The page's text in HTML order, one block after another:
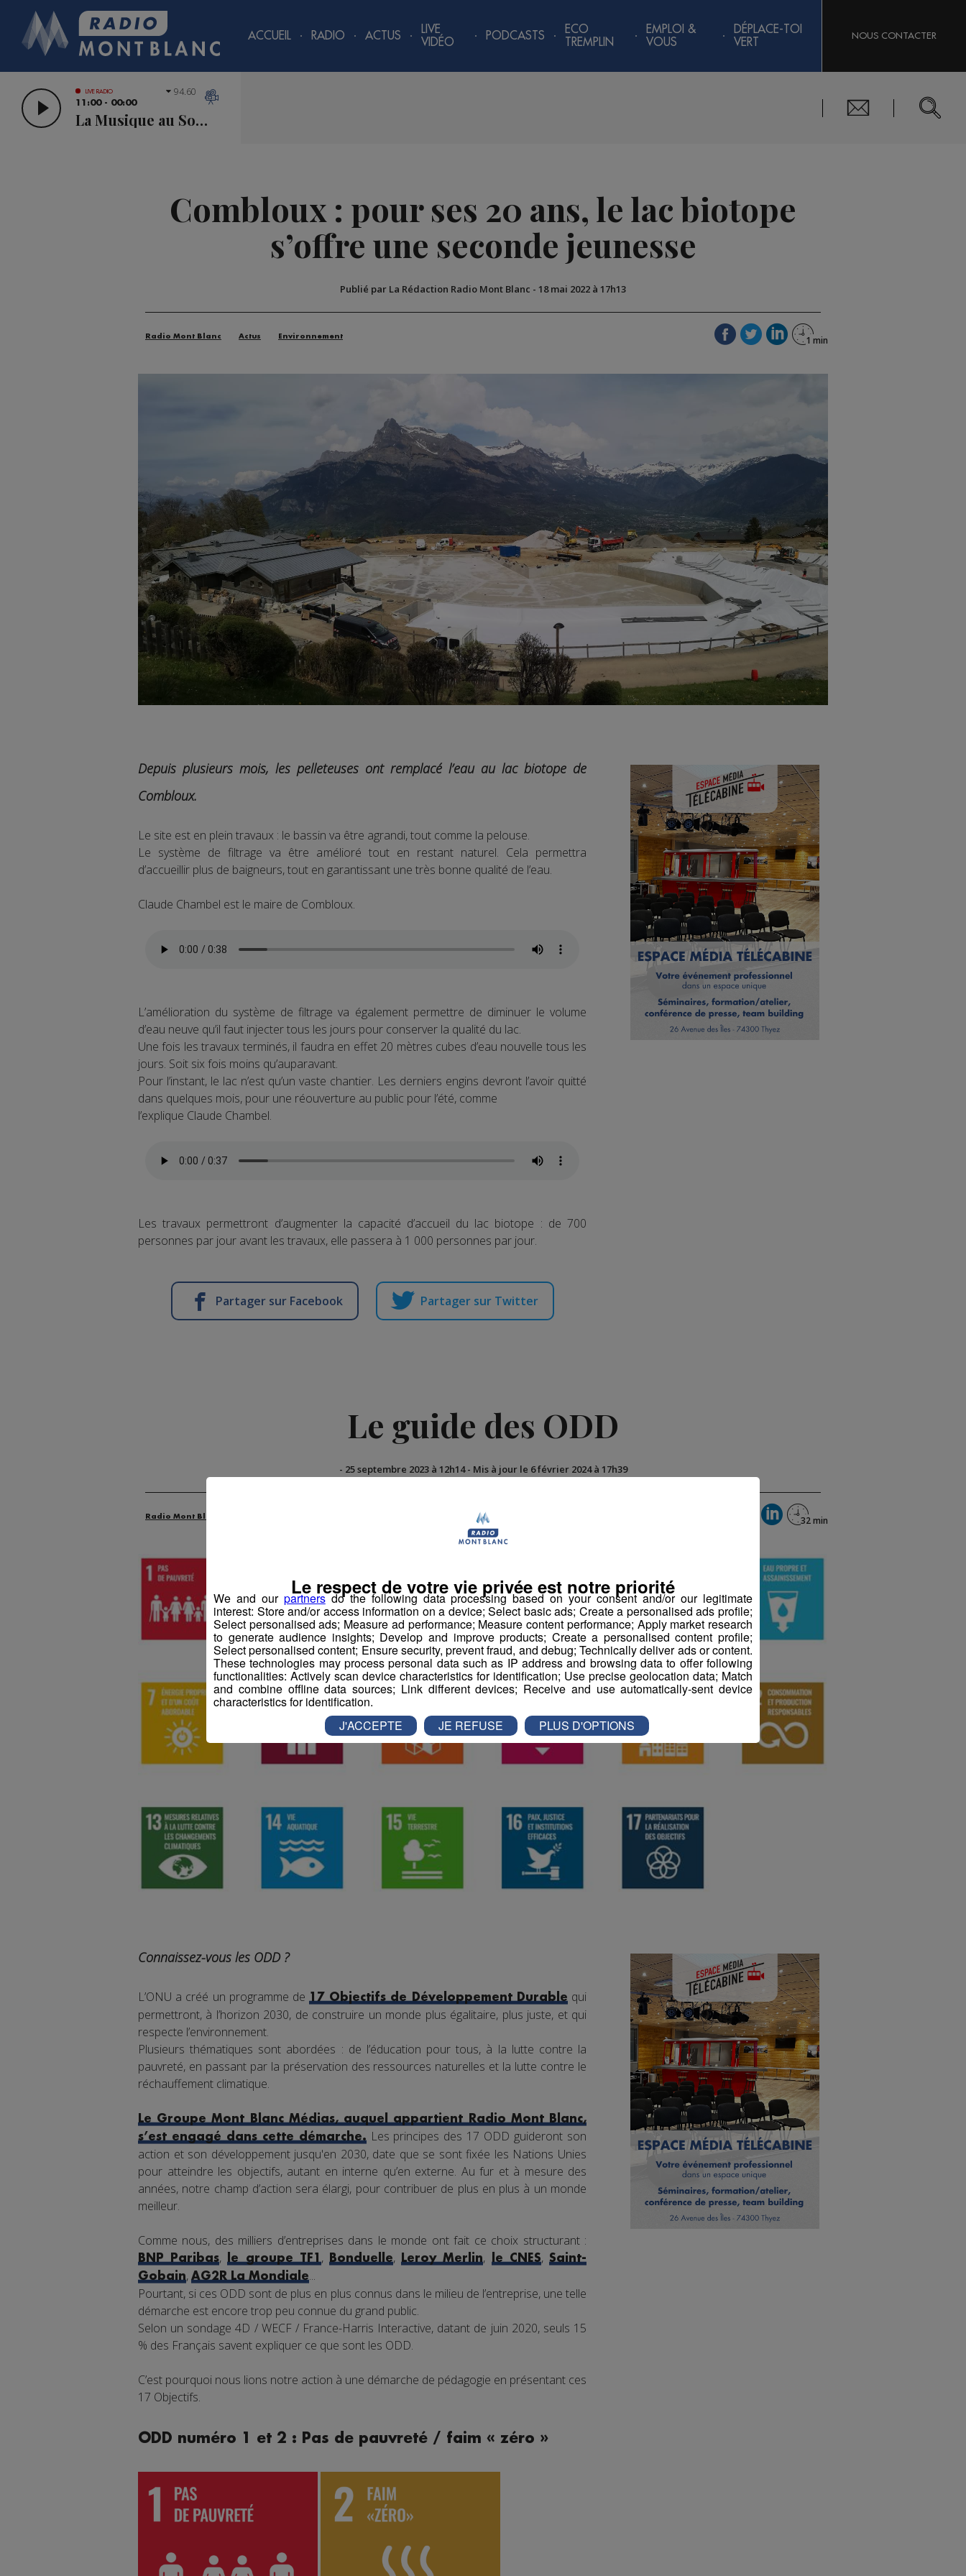
ACCUEIL RADIO ACTUS
LIVE
VIDÉO
PODCASTS
ECO
TREMPLIN
EMPLOI &
VOUS
DÉPLACE-TOI
VERT
NOUS CONTACTER
LIVE RADIO
11:00 - 00:00
La Musique au Sommet
94.60
Combloux : pour ses 20 ans, le lac biotope
s’offre une seconde jeunesse
Publié par La Rédaction Radio Mont Blanc - 18 mai 2022 à 17h13
Radio Mont Blanc Actus Environnement
Depuis plusieurs mois, les pelleteuses ont remplacé l’eau au lac biotope de
Combloux.
Le site est en plein travaux : le bassin va être agrandi, tout comme la pelouse.
Le système de filtrage va être amélioré tout en restant naturel. Cela permettra
d’accueillir plus de baigneurs, tout en garantissant une très bonne qualité de l’eau.
Claude Chambel est le maire de Combloux.
L’amélioration du système de filtrage va également permettre de diminuer le volume
d’eau neuve qu’il faut injecter tous les jours pour conserver la qualité du lac.
Une fois les travaux terminés, il faudra en effet 20 mètres cubes d’eau nouvelle tous les
jours. Soit six fois moins qu’auparavant.
Pour l’instant, le lac n’est qu’un vaste chantier. Les derniers engins devront l’avoir quitté
dans quelques mois, pour une réouverture au public pour l’été, comme
l’explique Claude Chambel.
Les travaux permettront d’augmenter la capacité d’accueil du lac biotope : de 700
personnes par jour avant les travaux, elle passera à 1 000 personnes par jour.
Partager sur Facebook Partager sur Twitter
Le guide des ODD
- 25 septembre 2023 à 12h14- Mis à jour le 6 février 2024 à 17h39
Radio Mont Blanc
Connaissez-vous les ODD ?
L’ONU a créé un programme de17 Objectifs de Développement Durablequi
permettront, à l’horizon 2030, de construire un monde plus égalitaire, plus juste, et qui
respecte l’environnement.
Plusieurs thématiques sont abordées : de l’éducation pour tous, à la lutte contre la
pauvreté, en passant par la préservation des ressources naturelles et la lutte contre le
réchauffement climatique.
Le Groupe Mont Blanc Médias, auquel appartient Radio Mont Blanc,
s’est engagé dans cette démarche.Les principes des 17 ODD guideront son
action et son développement jusqu'en 2030, date que se sont fixée les Nations Unies
pour atteindre les objectifs, autant en interne qu’en externe. Au fur et à mesure des
années, notre champ d’action sera élargi, pour contribuer de plus en plus à un monde
meilleur.
Comme nous, des milliers d’entreprises dans le monde ont fait ce choix structurant :
BNP Paribas, le groupe TF1 , Bonduelle, Leroy Merlin, le CNES,Saint-
Gobain, AG2R La Mondiale...
Pourtant, si ces ODD sont de plus en plus connus dans le milieu de l’entreprise, une telle
démarche est encore trop peu connue du grand public.
Selon un sondage 4D / WECF / France-Harris Interactive, datant de juin 2020, seuls 15
% des Français savent expliquer ce que sont les ODD.
C’est pourquoi nous lions notre action à une démarche de pédagogie en présentant ces
17 Objectifs.
ODD numéro 1 et 2 : Pas de pauvreté / faim « zéro »
We and our partnersdo the following data processing based on your consent and/or our legitimate
interest: Store and/or access information on a device; Select basic ads; Create a personalised ads profile;
Select personalised ads; Measure ad performance; Measure content performance; Apply market research
to generate audience insights; Develop and improve products; Create a personalised content profile;
Select personalised content; Ensure security, prevent fraud, and debug; Technically deliver ads or content.
These technologies may process personal data such as IP address and browsing data to offer following
functionalities: Actively scan device characteristics for identification; Use precise geolocation data; Match
and combine offline data sources; Link different devices; Receive and use automatically-sent device
characteristics for identification.
Le respect de votre vie privée est notre priorité
J'ACCEPTE JE REFUSE PLUS D'OPTIONS